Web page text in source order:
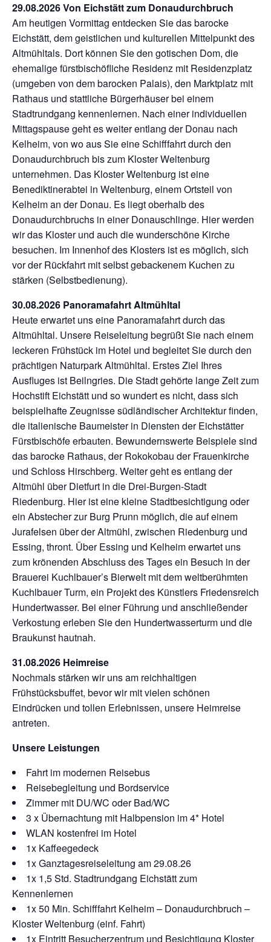
29.08.2026 Von Eichstätt zum Donaudurchbruch
Am heutigen Vormittag entdecken Sie das barocke
Eichstätt, dem geistlichen und kulturellen Mittelpunkt des
Altmühltals. Dort können Sie den gotischen Dom, die
ehemalige fürstbischöfliche Residenz mit Residenzplatz
(umgeben von dem barocken Palais), den Marktplatz mit
Rathaus und stattliche Bürgerhäuser bei einem
Stadtrundgang kennenlernen. Nach einer individuellen
Mittagspause geht es weiter entlang der Donau nach
Kelheim, von wo aus Sie eine Schifffahrt durch den
Donaudurchbruch bis zum Kloster Weltenburg
unternehmen. Das Kloster Weltenburg ist eine
Benediktinerabtei in Weltenburg, einem Ortsteil von
Kelheim an der Donau. Es liegt oberhalb des
Donaudurchbruchs in einer Donauschlinge. Hier werden
wir das Kloster und auch die wunderschöne Kirche
besuchen. Im Innenhof des Klosters ist es möglich, sich
vor der Rückfahrt mit selbst gebackenem Kuchen zu
stärken (Selbstbedienung).
30.08.2026 Panoramafahrt Altmühltal
Heute erwartet uns eine Panoramafahrt durch das
Altmühltal. Unsere Reiseleitung begrüßt Sie nach einem
leckeren Frühstück im Hotel und begleitet Sie durch den
prächtigen Naturpark Altmühltal. Erstes Ziel Ihres
Ausfluges ist Beilngries. Die Stadt gehörte lange Zeit zum
Hochstift Eichstätt und so wundert es nicht, dass sich
beispielhafte Zeugnisse südländischer Architektur finden,
die italienische Baumeister in Diensten der Eichstätter
Fürstbischöfe erbauten. Bewundernswerte Beispiele sind
das barocke Rathaus, der Rokokobau der Frauenkirche
und Schloss Hirschberg. Weiter geht es entlang der
Altmühl über Dietfurt in die Drei-Burgen-Stadt
Riedenburg. Hier ist eine kleine Stadtbesichtigung oder
ein Abstecher zur Burg Prunn möglich, die auf einem
Jurafelsen über der Altmühl, zwischen Riedenburg und
Essing, thront. Über Essing und Kelheim erwartet uns
zum krönenden Abschluss des Tages ein Besuch in der
Brauerei Kuchlbauer’s Bierwelt mit dem weltberühmten
Kuchlbauer Turm, ein Projekt des Künstlers Friedensreich
Hundertwasser. Bei einer Führung und anschließender
Verkostung erleben Sie den Hundertwasserturm und die
Braukunst hautnah.
31.08.2026 Heimreise
Nochmals stärken wir uns am reichhaltigen
Frühstücksbuffet, bevor wir mit vielen schönen
Eindrücken und tollen Erlebnissen, unsere Heimreise
antreten.
Unsere Leistungen
Fahrt im modernen Reisebus
Reisebegleitung und Bordservice
Zimmer mit DU/WC oder Bad/WC
3 x Übernachtung mit Halbpension im 4* Hotel
WLAN kostenfrei im Hotel
1x Kaffeegedeck
1x Ganztagesreiseleitung am 29.08.26
1x 1,5 Std. Stadtrundgang Eichstätt zum
Kennenlernen
1x 50 Min. Schifffahrt Kelheim – Donaudurchbruch –
Kloster Weltenburg (einf. Fahrt)
1x Eintritt Besucherzentrum und Besichtigung Kloster